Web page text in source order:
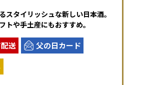
スタイリッシュな新しい日本酒。
トや手土産にもおすすめ。
送
父の日カード